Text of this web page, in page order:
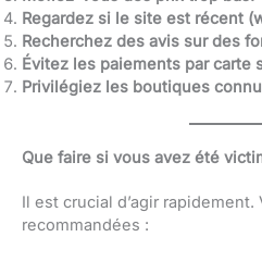
Regardez si le site est récent
Recherchez des avis sur des
Évitez les paiements par carte
Privilégiez les boutiques
Que faire si vous avez été
Il est crucial d’agir
recommandées :